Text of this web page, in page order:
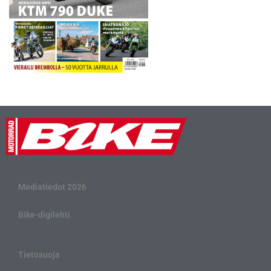
Mediatiedot 2026
Bike-digilehti
Tietosuoja